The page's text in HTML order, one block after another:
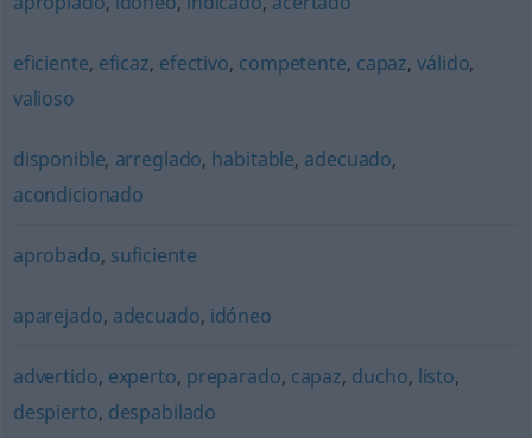
eficiente, eficaz, efectivo, competente, capaz,válido,
valioso
disponible, arreglado, habitable, adecuado,
acondicionado
aprobado, suficiente
aparejado, adecuado, idóneo
advertido, experto, preparado, capaz, ducho, listo,
despierto, despabilado